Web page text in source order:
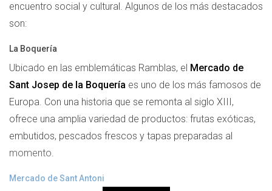
encuentro social y cultural. Algunos de los más destacados
son:
La Boquería
Ubicado en las emblemáticas Ramblas, el Mercado de
Sant Josep de la Boquería es uno de los más famosos de
Europa. Con una historia que se remonta al siglo XIII,
ofrece una amplia variedad de productos: frutas exóticas,
embutidos, pescados frescos y tapas preparadas al
momento.
Mercado de Sant Antoni